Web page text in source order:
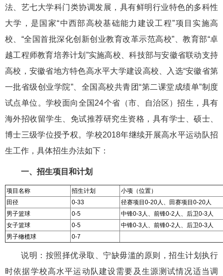
法、艺七大学科门类协调发展，具有鲜明行业特色的多科性
大学，是国家“中西部高校基础能力建设工程”项目实施高
校、“全国首批深化创新创业教育改革示范高校”、教育部“卓
越工程师教育培养计划”实施高校、科技部与安徽省联动支持
高校，安徽省地方特色高水平大学建设高校、入选“安徽省第
一批省级创业学院”、全国高校共青团“第二课堂成绩单”制度
试点单位。学校面向全国24个省（市、自治区）招生，具有
海外招收留学生、免试推荐研究生资格，具有学士、硕士、
博士三级学位授予权。学校2018年继续开展高水平运动队招
生工作，具体招生办法如下：
一、招生项目和计划
项目名称 招生计划
小项（位置）
田径
0-33
径赛项目0-20人、田赛项目0-20人
男子篮球
0-5
中锋0-3人、前锋0-2人、后卫0-3人
女子篮球
0-5
中锋0-3人、前锋0-2人、后卫0-3人
男子橄榄球
0-7
说明：按照择优录取、宁缺毋滥的原则，招生计划执行
时依据学校高水平运动队建设需要及生源测试情况适当调